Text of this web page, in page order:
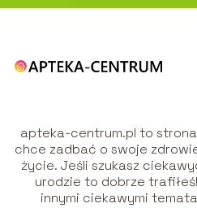
apteka-centrum.pl to
chce zadbać o swoje
życie. Jeśli szukasz
urodzie to dobrze
innymi ciekawymi